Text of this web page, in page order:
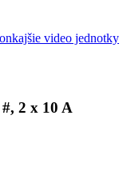
video jednotky
2 x 10 A